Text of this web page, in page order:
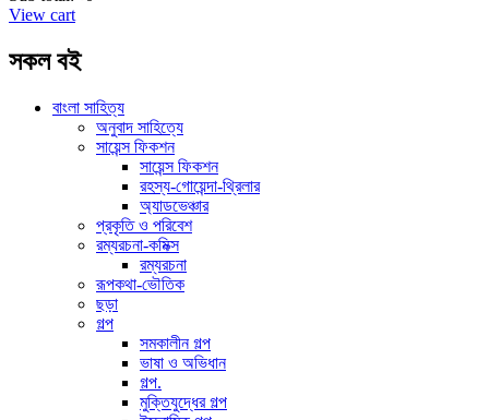
View cart
সকল বই
বাংলা সাহিত্য
অনুবাদ সাহিত্যে
সায়েন্স ফিকশন
সায়েন্স ফিকশন
রহস্য-গোয়েন্দা-থ্রিলার
অ্যাডভেঞ্চার
প্রকৃতি ও পরিবেশ
রম্যরচনা-কমিক্স
রম্যরচনা
রূপকথা-ভৌতিক
ছড়া
গল্প
সমকালীন গল্প
ভাষা ও অভিধান
গল্প.
মুক্তিযুদ্ধের গল্প